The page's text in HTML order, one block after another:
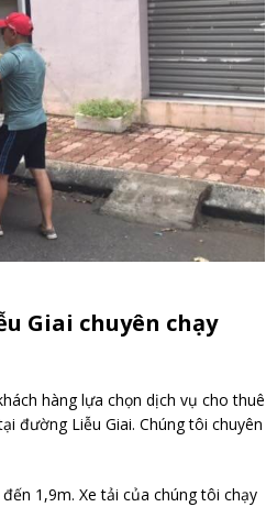
Giai chuyên chạy
hàng lựa chọn dịch vụ cho thuê
đường Liễu Giai. Chúng tôi chuyên
1,9m. Xe tải của chúng tôi chạy